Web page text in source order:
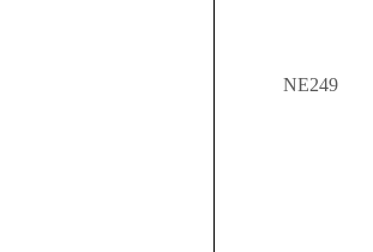
NE249